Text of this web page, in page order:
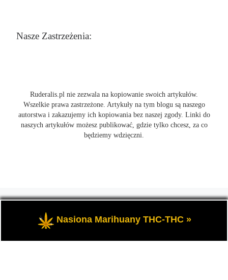
Nasze Zastrzeżenia:
Ruderalis.pl nie zezwala na kopiowanie swoich artykułów.
Wszelkie prawa zastrzeżone. Artykuły na tym blogu są naszego
autorstwa i zakazujemy ich kopiowania bez naszej zgody. Linki do
naszych artykułów możesz publikować, gdzie tylko chcesz, za co
będziemy wdzięczni.
marihuanie THC i konopi CBD, wszystko na temat uprawy
cannabis i nie tylko.
Nasiona Marihuany THC-THC »